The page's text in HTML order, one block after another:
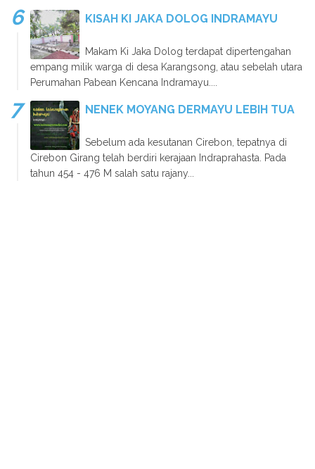
KISAH KI JAKA DOLOG INDRAMAYU
Makam Ki Jaka Dolog terdapat dipertengahan
empang milik warga di desa Karangsong, atau sebelah utara
Perumahan Pabean Kencana Indramayu....
NENEK MOYANG DERMAYU LEBIH TUA
Sebelum ada kesutanan Cirebon, tepatnya di
Cirebon Girang telah berdiri kerajaan Indraprahasta. Pada
tahun 454 - 476 M salah satu rajany...